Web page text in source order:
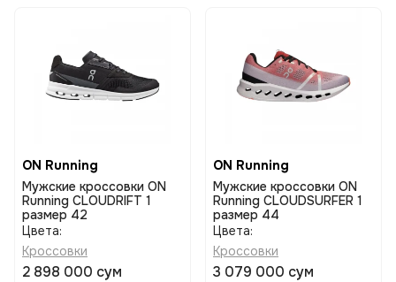
ON Running
Мужские кроссовки ON
Running CLOUDRIFT 1
размер 42
Цвета:
Кроссовки
2 898 000 сум
ON Running
Мужские кроссовки ON
Running CLOUDSURFER 1
размер 44
Цвета:
Кроссовки
3 079 000 сум